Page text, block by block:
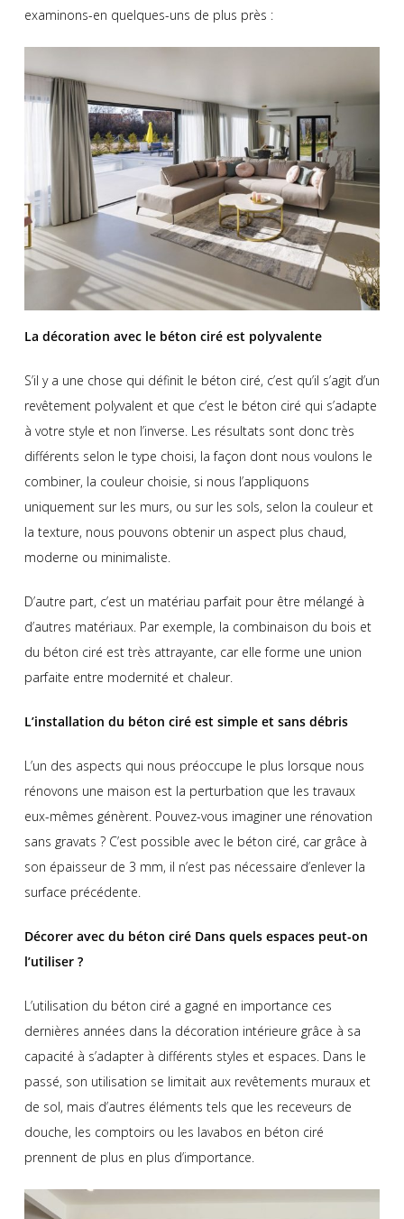
examinons-en quelques-uns de plus près :
La décoration avec le béton ciré est polyvalente
S’il y a une chose qui définit le béton ciré, c’est qu’il s’agit d’un
revêtement polyvalent et que c’est le béton ciré qui s’adapte
à votre style et non l’inverse. Les résultats sont donc très
différents selon le type choisi, la façon dont nous voulons le
combiner, la couleur choisie, si nous l’appliquons
uniquement sur les murs, ou sur les sols, selon la couleur et
la texture, nous pouvons obtenir un aspect plus chaud,
moderne ou minimaliste.
D’autre part, c’est un matériau parfait pour être mélangé à
d’autres matériaux. Par exemple, la combinaison du bois et
du béton ciré est très attrayante, car elle forme une union
parfaite entre modernité et chaleur.
L’installation du béton ciré est simple et sans débris
L’un des aspects qui nous préoccupe le plus lorsque nous
rénovons une maison est la perturbation que les travaux
eux-mêmes génèrent. Pouvez-vous imaginer une rénovation
sans gravats ? C’est possible avec le béton ciré, car grâce à
son épaisseur de 3 mm, il n’est pas nécessaire d’enlever la
surface précédente.
Décorer avec du béton ciré Dans quels espaces peut-on
l’utiliser ?
L’utilisation du béton ciré a gagné en importance ces
dernières années dans la décoration intérieure grâce à sa
capacité à s’adapter à différents styles et espaces. Dans le
passé, son utilisation se limitait aux revêtements muraux et
de sol, mais d’autres éléments tels que les receveurs de
douche, les comptoirs ou les lavabos en béton ciré
prennent de plus en plus d’importance.